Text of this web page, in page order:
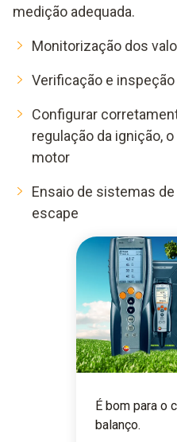
medição adequada.
Monitorização dos
Verificação e
Configurar
regulação da ignição,
motor
Ensaio de sistemas
escape
É bom para o
balanço.